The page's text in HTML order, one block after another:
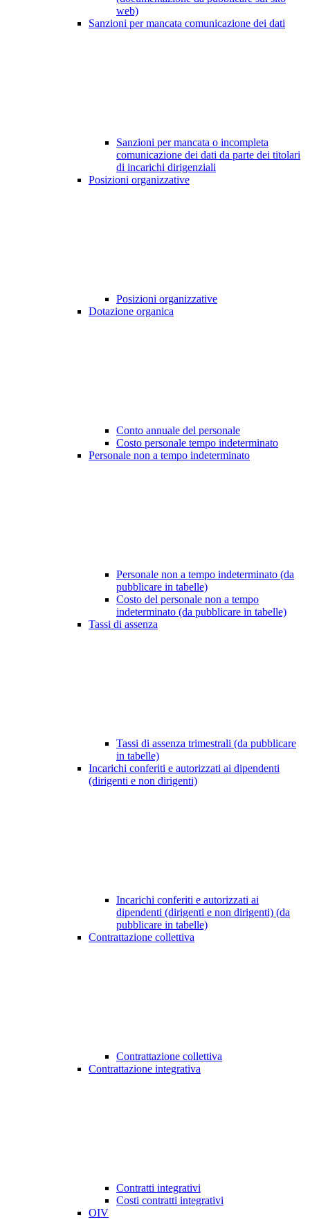
web)
Sanzioni per mancata comunicazione dei dati
Sanzioni per mancata o incompleta
comunicazione dei dati da parte dei titolari
di incarichi dirigenziali
Posizioni organizzative
Posizioni organizzative
Dotazione organica
Conto annuale del personale
Costo personale tempo indeterminato
Personale non a tempo indeterminato
Personale non a tempo indeterminato (da
pubblicare in tabelle)
Costo del personale non a tempo
indeterminato (da pubblicare in tabelle)
Tassi di assenza
Tassi di assenza trimestrali (da pubblicare
in tabelle)
Incarichi conferiti e autorizzati ai dipendenti
(dirigenti e non dirigenti)
Incarichi conferiti e autorizzati ai
dipendenti (dirigenti e non dirigenti) (da
pubblicare in tabelle)
Contrattazione collettiva
Contrattazione collettiva
Contrattazione integrativa
Contratti integrativi
Costi contratti integrativi
OIV